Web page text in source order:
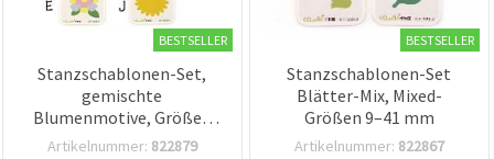
BESTSELLER
Stanzschablonen-Set,
gemischte
Blumenmotive, Größen
9–43 mm, für Basteln &
Artikelnummer: 822879
BESTSELLER
Stanzschablonen-Set
Blätter-Mix, Mixed-
Größen 9–41 mm
Artikelnummer: 822867